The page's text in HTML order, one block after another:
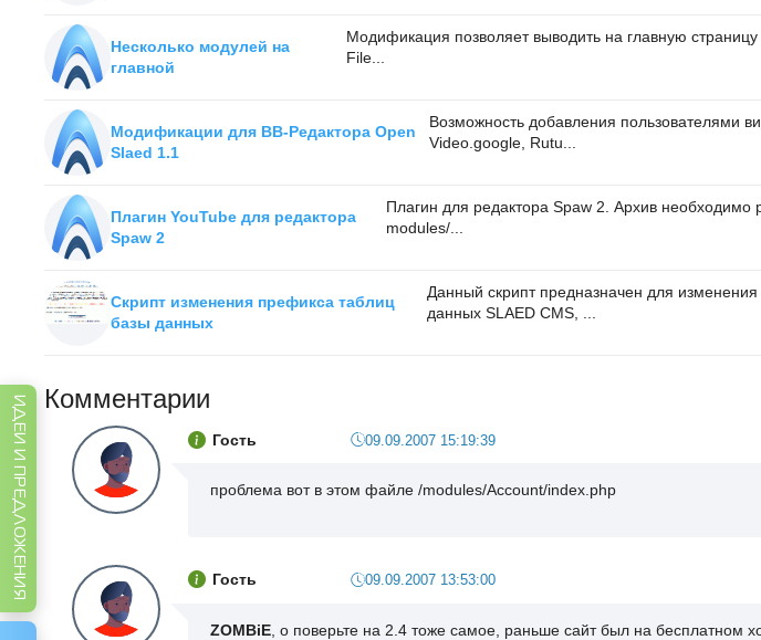
Несколько модулей на
главной
Модификация позволяет выводить на главную
File...
Модификации для BB-Редактора Open
Slaed 1.1
Возможность добавления пользователями
Video.google, Rutu...
Плагин YouTube для редактора
Spaw 2
Плагин для редактора Spaw 2. Архив необходимо
modules/...
Скрипт изменения префикса таблиц
базы данных
Данный скрипт предназначен для
данных SLAED CMS, ...
Комментарии
Гость 09.09.2007 15:19:39
проблема вот в этом файле /modules/Account/index.php
Гость 09.09.2007 13:53:00
ZOMBiE , о поверьте на 2.4 тоже самое, раньше сайт был на бесплатном
ИДЕИ И ПРЕДЛОЖЕНИЯ